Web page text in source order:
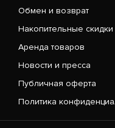
Обмен и возврат
Накопительные скидки
Аренда товаров
Новости и пресса
Публичная оферта
Политика